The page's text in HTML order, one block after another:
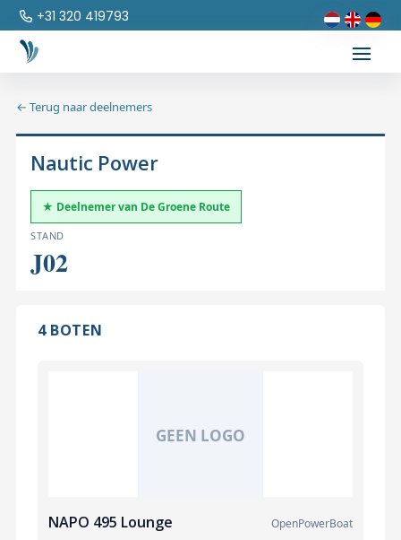
+31 320 419793
← Terug naar deelnemers
Nautic Power
★ Deelnemer van De Groene Route
STAND
J02
4 BOTEN
NAPO 495 Lounge OpenPowerBoat